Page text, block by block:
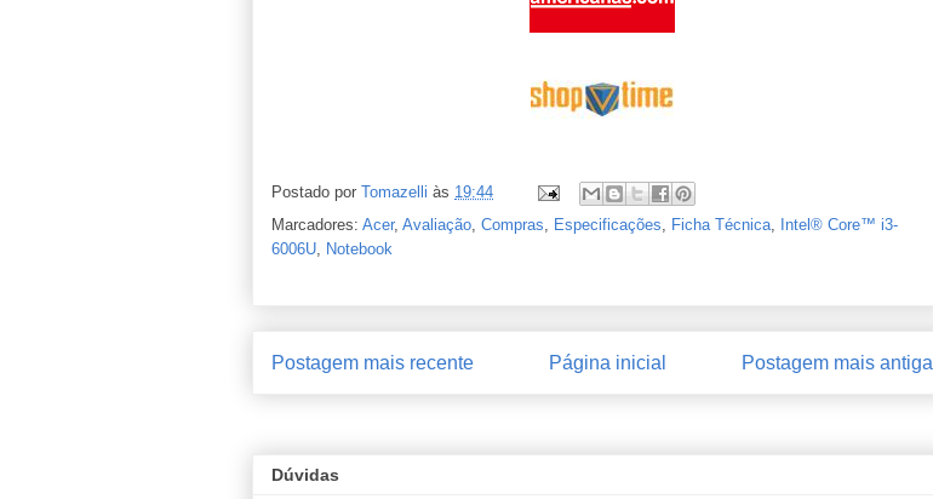
Postado por Tomazelli às 19:44
Marcadores: Acer, Avaliação, Compras, Especificações, Ficha Técnica,
Intel® Core™ i3-
6006U, Notebook
Postagem mais recente Postagem mais antiga
Página inicial
Dúvidas